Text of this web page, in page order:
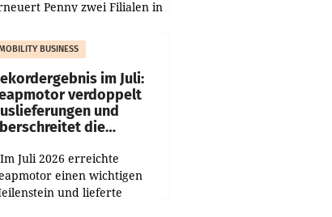
Penny zwei Filialen in
beiden Standorte liegen in
sowie im rund
BUSINESS
im Juli:
verdoppelt
und
die
Juli 2026 erreichte
einen wichtigen
und lieferte